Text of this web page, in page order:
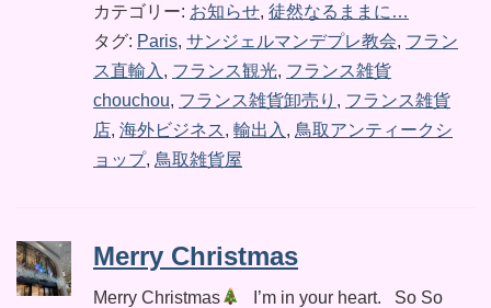
カテゴリー: お知らせ, 徒然なるままに…
タグ: Paris, サンジェルマンデプレ教会, フラン
ス直輸入 , フランス観光, フランス雑貨
chouchou, フランス雑貨卸売り , フランス雑貨
店, 海外ビジネス, 輸出入 , 鳥取アンティークシ
ョップ, 鳥取雑貨屋
Merry Christmas
Merry Christmas
I’m in your heart. So So